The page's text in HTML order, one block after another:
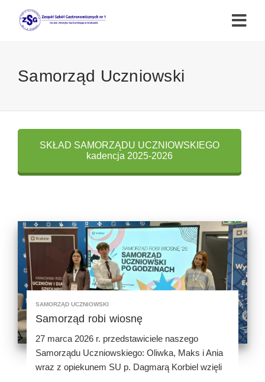
Samorząd Uczniowski
SKŁAD SAMORZĄDU UCZNIOWSKIEGO
kadencja 2025-2026
SAMORZĄD UCZNIOWSKI
Samorząd robi wiosnę
27 marca 2026 r. przedstawiciele naszego
Samorządu Uczniowskiego: Oliwka, Maks i Ania
wraz z opiekunem SU p. Dagmarą Korbiel wzięli